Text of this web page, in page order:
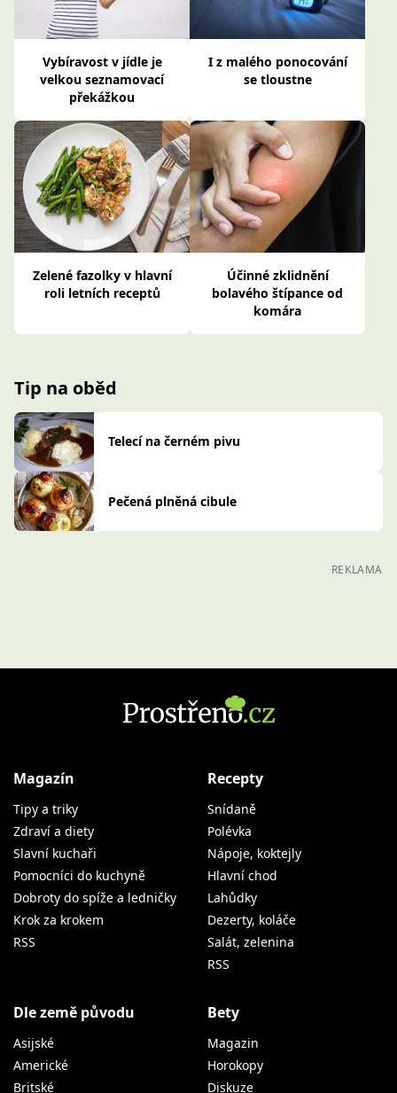
Vybíravost v jídle je
velkou seznamovací
překážkou
I z malého ponocování
se tloustne
Zelené fazolky v hlavní
roli letních receptů
Účinné zklidnění
bolavého štípance od
komára
Tip na oběd
Telecí na černém pivu
Pečená plněná cibule
REKLAMA
Magazín
Tipy a triky
Zdraví a diety
Slavní kuchaři
Pomocníci do kuchyně
Dobroty do spíže a ledničky
Krok za krokem
RSS
Recepty
Snídaně
Polévka
Nápoje, koktejly
Hlavní chod
Lahůdky
Dezerty, koláče
Salát, zelenina
RSS
Dle země původu
Asijské
Americké
Britské
Bety
Magazin
Horokopy
Diskuze